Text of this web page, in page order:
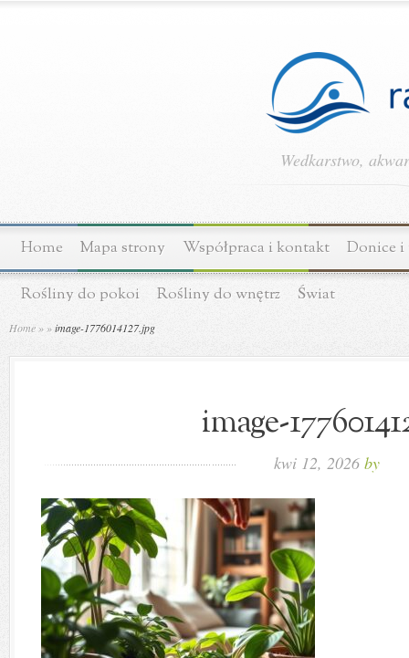
Wedkarstwo,
Home Mapa strony Współpraca i kontakt Donice i
Rośliny do pokoi Rośliny do wnętrz Świat
Home » »image-1776014127.jpg
image-
kwi 12, 2026 by